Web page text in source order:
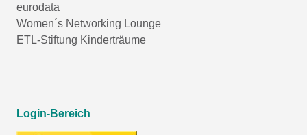
eurodata
Women´s Networking Lounge
ETL-Stiftung Kinderträume
Login-Bereich